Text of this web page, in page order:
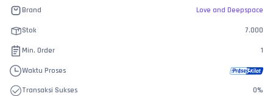
Brand Love and Deepspace
Stok 7.000
Min. Order 1
Waktu Proses
Transaksi Sukses 0%